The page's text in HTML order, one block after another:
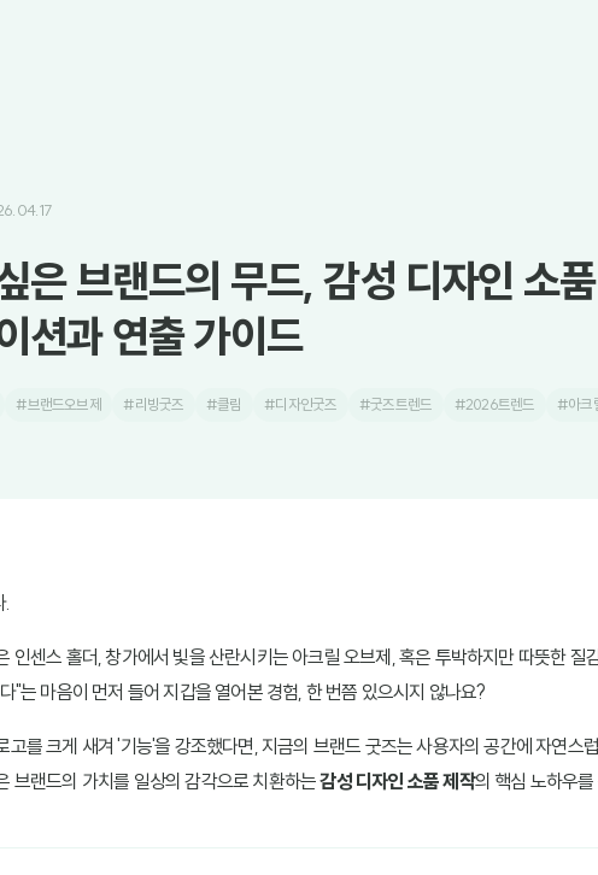
은 브랜드의 무드, 감성 디자인 소
션과 연출 가이드
#브랜드오브제 #리빙굿즈 #클림 #디자인굿즈 #굿즈트렌드 #2026트렌드 #아크
인센스 홀더, 창가에서 빛을 산란시키는 아크릴 오브제, 혹은 투박하지만 따뜻한 질
"는 마음이 먼저 들어 지갑을 열어본 경험, 한 번쯤 있으시지 않나요?
고를 크게 새겨 '기능'을 강조했다면, 지금의 브랜드 굿즈는 사용자의 공간에 자연스
브랜드의 가치를 일상의 감각으로 치환하는감성 디자인 소품 제작의 핵심 노하우